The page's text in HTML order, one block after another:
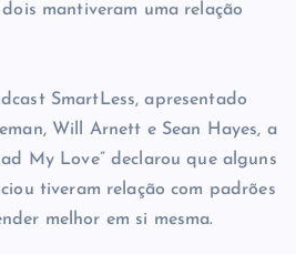
mantiveram uma relação
SmartLess, apresentado
Will Arnett e Sean Hayes, a
My Love” declarou que alguns
tiveram relação com padrões
melhor em si mesma.